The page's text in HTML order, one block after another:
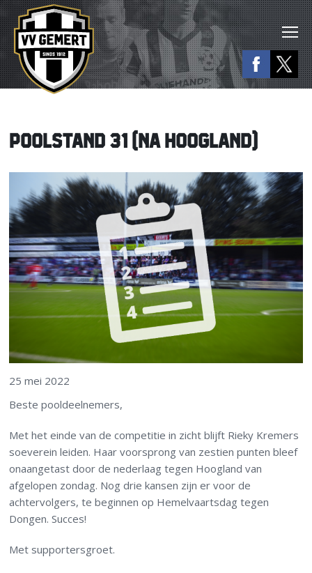
POOLSTAND 31 (NA HOOGLAND)
25 mei 2022
Beste pooldeelnemers,
Met het einde van de competitie in zicht blijft Rieky Kremers
soeverein leiden. Haar voorsprong van zestien punten bleef
onaangetast door de nederlaag tegen Hoogland van
afgelopen zondag. Nog drie kansen zijn er voor de
achtervolgers, te beginnen op Hemelvaartsdag tegen
Dongen. Succes!
Met supportersgroet.